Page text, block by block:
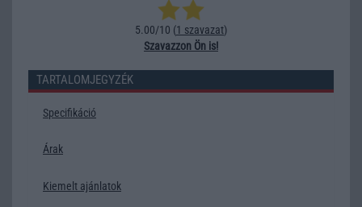
5.00/10 (1 szavazat)
Szavazzon Ön is!
TARTALOMJEGYZÉK
Specifikáció
Árak
Kiemelt ajánlatok